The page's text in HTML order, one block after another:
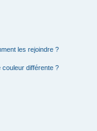
les rejoindre ?
différente ?